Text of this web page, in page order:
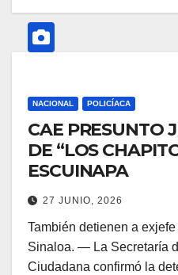
NACIONAL POLICÍACA
CAE PRESUNTO
DE “LOS
ESCUINAPA
27 JUNIO, 2026
También detienen a
Sinaloa. — La Secretaría
Ciudadana confirmó la